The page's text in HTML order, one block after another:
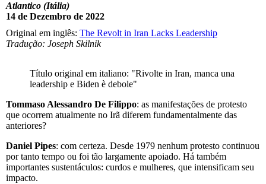
Atlantico (Itália)
14 de Dezembro de 2022
Original em inglês: The Revolt in Iran Lacks Leadership
Tradução: Joseph Skilnik
Título original em italiano: "Rivolte in Iran, manca una
leadership e Biden è debole"
Tommaso Alessandro De Filippo: as manifestações de protesto
que ocorrem atualmente no Irã diferem fundamentalmente das
anteriores?
Daniel Pipes: com certeza. Desde 1979 nenhum protesto continuou
por tanto tempo ou foi tão largamente apoiado. Há também
importantes sustentáculos: curdos e mulheres, que intensificam seu
impacto.